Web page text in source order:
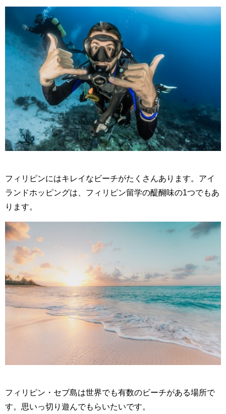
フィリピンにはキレイなビーチがたくさんあります。アイ
ランドホッピングは、フィリピン留学の醍醐味の1つでもあ
ります。
フィリピン・セブ島は世界でも有数のビーチがある場所で
す。思いっ切り遊んでもらいたいです。